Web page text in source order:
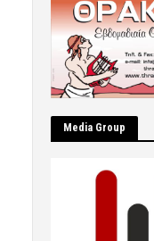
Μedia Group